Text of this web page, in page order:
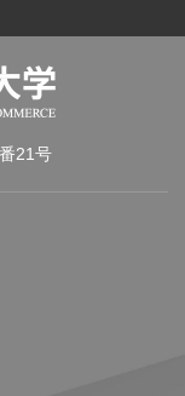
21号